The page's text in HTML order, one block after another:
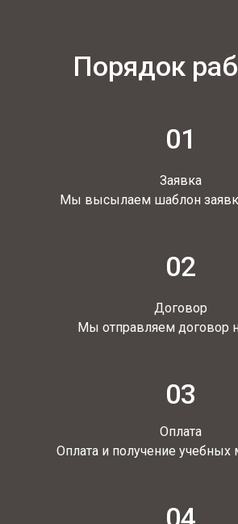
Порядок
01
Заявка
Мы высылаем шаблон
02
Договор
Мы отправляем договор
03
Оплата
Оплата и получение учебных
04